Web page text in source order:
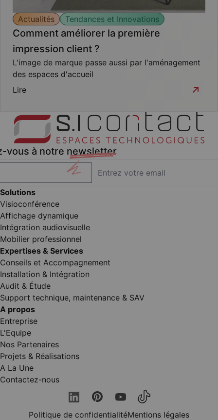
Actualités Tendances et Innovations
Comment améliorer la première
impression client ?
L'image de marque passe aussi par l'aménagement
des espaces d'accueil
Lire
vous à notre newsletter
Solutions
Visioconférence
Affichage dynamique
Intégration audiovisuelle
Mobilier professionnel
Expertises & Services
Conseils et Accompagnement
Installation & Intégration
Audit & Étude
Support technique, maintenance & SAV
A propos
Entreprise
L'Equipe
Nos Partenaires
Projets & Réalisations
A La Une
Contactez-nous
Politique de confidentialitéMentions légales